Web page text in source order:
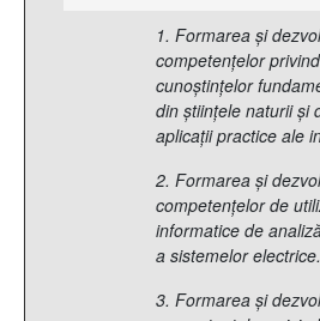
1. Formarea şi
competenţelor
cunoştinţelor
din ştiinţele naturii şi
aplicaţii practice ale
2. Formarea şi
competenţelor de
informatice de
a sistemelor electrice.
3. Formarea şi